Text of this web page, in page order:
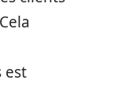
est